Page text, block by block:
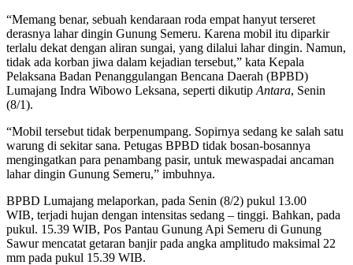
“Memang benar, sebuah kendaraan roda empat hanyut terseret
derasnya lahar dingin Gunung Semeru. Karena mobil itu diparkir
terlalu dekat dengan aliran sungai, yang dilalui lahar dingin. Namun,
tidak ada korban jiwa dalam kejadian tersebut,” kata Kepala
Pelaksana Badan Penanggulangan Bencana Daerah (BPBD)
Lumajang Indra Wibowo Leksana, seperti dikutip Antara, Senin
(8/1).
“Mobil tersebut tidak berpenumpang. Sopirnya sedang ke salah satu
warung di sekitar sana. Petugas BPBD tidak bosan-bosannya
mengingatkan para penambang pasir, untuk mewaspadai ancaman
lahar dingin Gunung Semeru,” imbuhnya.
BPBD Lumajang melaporkan, pada Senin (8/2) pukul 13.00
WIB, terjadi hujan dengan intensitas sedang – tinggi. Bahkan, pada
pukul. 15.39 WIB, Pos Pantau Gunung Api Semeru di Gunung
Sawur mencatat getaran banjir pada angka amplitudo maksimal 22
mm pada pukul 15.39 WIB.